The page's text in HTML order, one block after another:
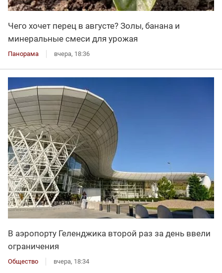
Чего хочет перец в августе? Золы, банана и
минеральные смеси для урожая
Панорама вчера, 18:36
В аэропорту Геленджика второй раз за день ввели
ограничения
Общество вчера, 18:34